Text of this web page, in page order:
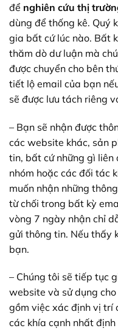
để nghiên cứu thị
dùng để thống kê. Quý
gia bất cứ lúc nào. Bất
thăm dò dư luận mà
được chuyển cho bên
tiết lộ email của bạn
sẽ được lưu tách riêng
– Bạn sẽ nhận được
các website khác, sản
tin, bất cứ những gì
nhóm hoặc các đối tác
muốn nhận những
từ chối trong bất kỳ
vòng 7 ngày nhận chỉ
gửi thông tin. Nếu thấy
bạn.
– Chúng tôi sẽ tiếp tục
website và sử dụng
gồm việc xác định vị trí
các khía cạnh nhất